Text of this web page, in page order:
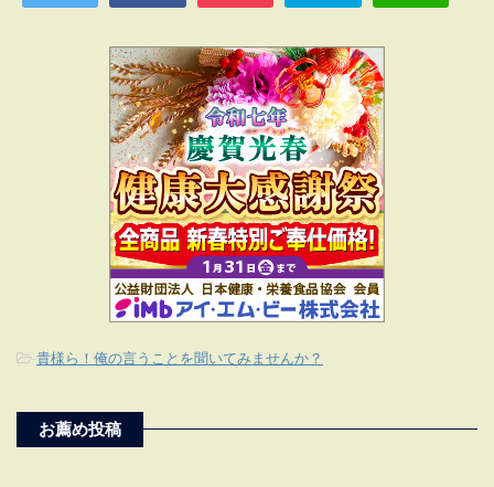
-貴様ら！俺の言うことを聞いてみませんか？
お薦め投稿